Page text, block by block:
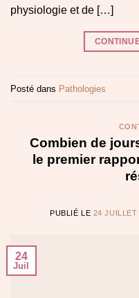
physiologie et de […]
Posté dans Pathologies
Combien de
le premier
PUBLIÉ LE 24 JUILLET
24
Juil